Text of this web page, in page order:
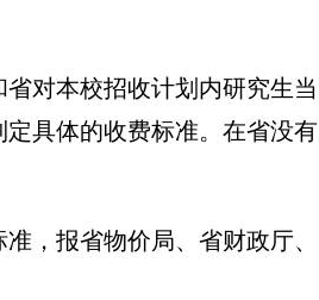
对本校招收计划内研究生当
具体的收费标准。在省没有
，报省物价局、省财政厅、